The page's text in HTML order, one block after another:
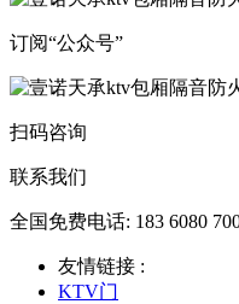
订阅“公众号”
扫码咨询
联系我们
全国免费电话: 183 6080
友情链接 :
KTV门